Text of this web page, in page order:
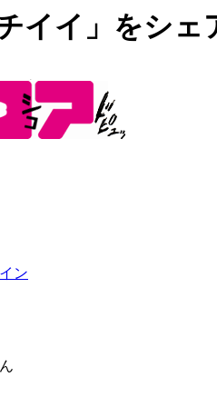
イイ」をシェ
ン